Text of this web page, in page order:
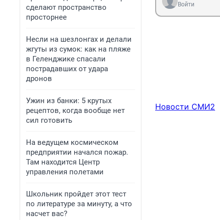
сделают пространство
просторнее
Несли на шезлонгах и делали
жгуты из сумок: как на пляже
в Геленджике спасали
пострадавших от удара
дронов
Ужин из банки: 5 крутых
рецептов, когда вообще нет
сил готовить
На ведущем космическом
предприятии начался пожар.
Там находится Центр
управления полетами
Школьник пройдет этот тест
по литературе за минуту, а что
насчет вас?
Войти
Новости СМИ2